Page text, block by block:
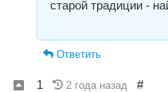
старой традиции -
Ответить
1 2 года назад #